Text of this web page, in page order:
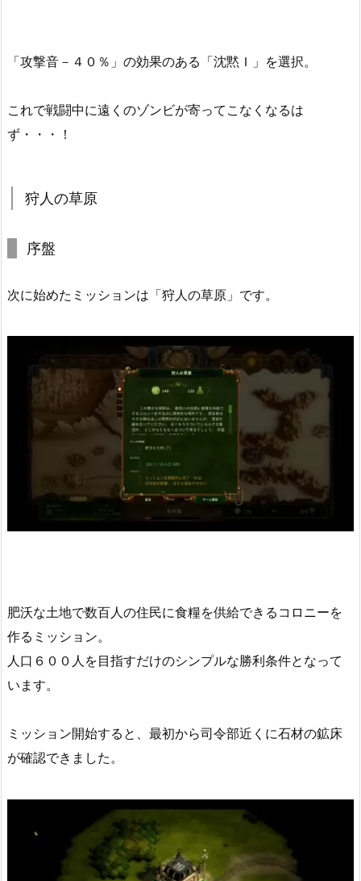
「攻撃音－４０％」の効果のある「沈黙Ｉ」を選択。
これで戦闘中に遠くのゾンビが寄ってこなくなるは
ず・・・！
狩人の草原
序盤
次に始めたミッションは「狩人の草原」です。
肥沃な土地で数百人の住民に食糧を供給できるコロニーを
作るミッション。
人口６００人を目指すだけのシンプルな勝利条件となって
います。
ミッション開始すると、最初から司令部近くに石材の鉱床
が確認できました。